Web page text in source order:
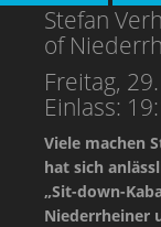
Stefan
of
Freitag,
Einlass:
Viele machen
hat sich
„Sit-down-
Niederrheiner